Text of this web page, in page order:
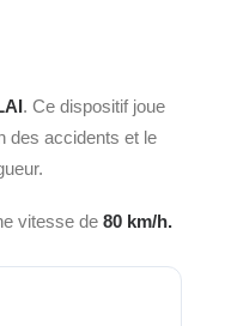
pour garantir la
. Ce dispositif joue
des accidents et le
vitesse de 80 km/h.